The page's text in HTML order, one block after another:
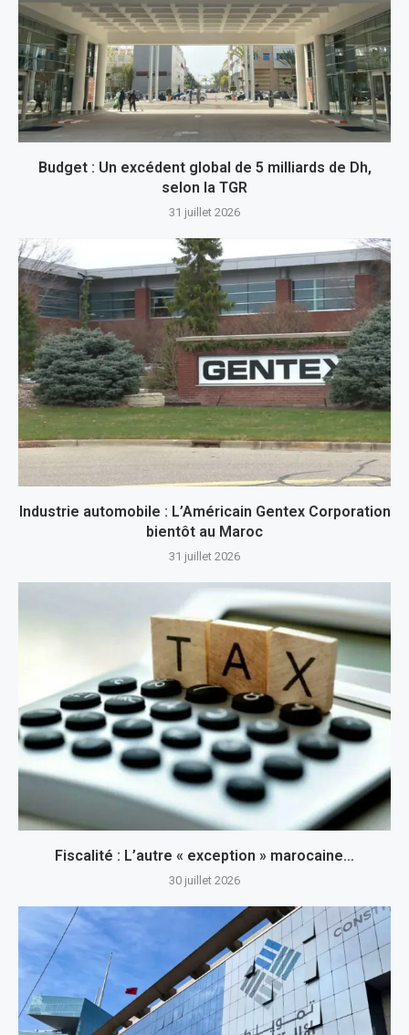
Budget : Un excédent global de 5 milliards de Dh,
selon la TGR
31 juillet 2026
Industrie automobile : L’Américain Gentex Corporation
bientôt au Maroc
31 juillet 2026
Fiscalité : L’autre « exception » marocaine…
30 juillet 2026